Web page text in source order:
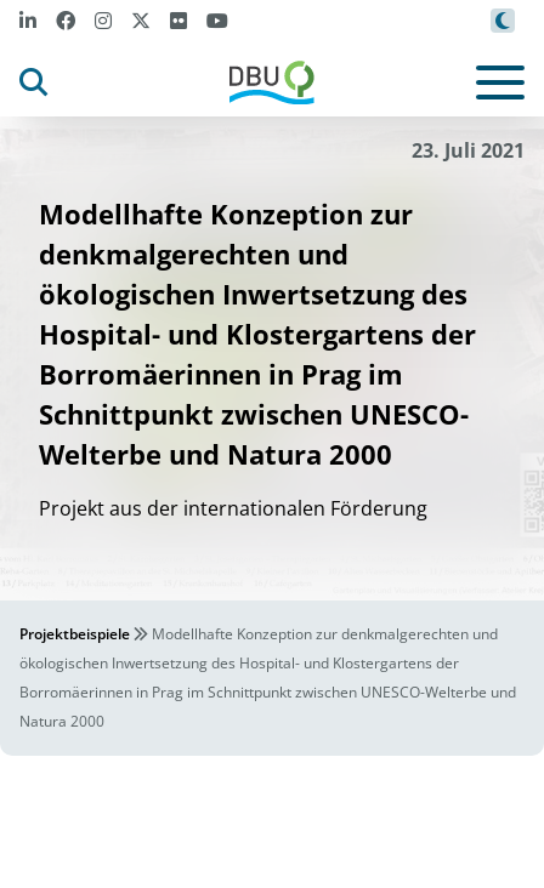
23. Juli 2021
Modellhafte Konzeption zur
denkmalgerechten und
ökologischen Inwertsetzung des
Hospital- und Klostergartens der
Borromäerinnen in Prag im
Schnittpunkt zwischen UNESCO-
Welterbe und Natura 2000
Projekt aus der internationalen Förderung
Projektbeispiele
Modellhafte Konzeption zur denkmalgerechten und
ökologischen Inwertsetzung des Hospital- und Klostergartens der
Borromäerinnen in Prag im Schnittpunkt zwischen UNESCO-Welterbe und
Natura 2000